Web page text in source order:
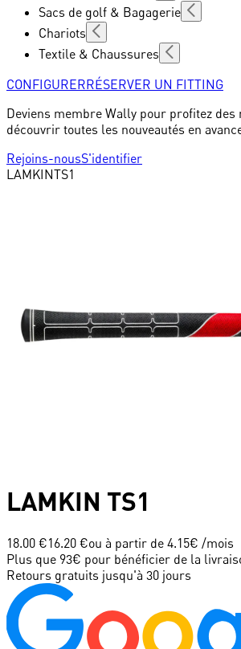
Sacs de golf & Bagagerie
Chariots
Textile & Chaussures
CONFIGURERRÉSERVER UN FITTING
Deviens membre Wally pour profitez
découvrir toutes les nouveautés en
Rejoins-nousS'identifier
LAMKINTS1
LAMKIN TS1
18.00 €16.20 €ou à partir de 4.15€ /mois
Plus que 93€ pour bénéficier de la
Retours gratuits jusqu'à 30 jours